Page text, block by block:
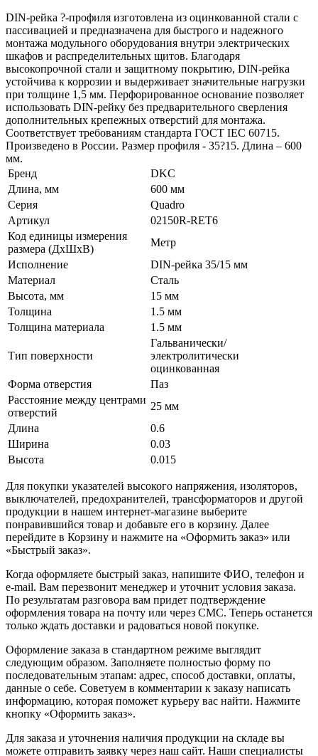
DIN-рейка ?-профиля изготовлена из оцинкованной стали с
пассивацией и предназначена для быстрого и надежного
монтажа модульного оборудования внутри электрических
шкафов и распределительных щитов. Благодаря
высокопрочной стали и защитному покрытию, DIN-рейка
устойчива к коррозии и выдерживает значительные нагрузки
при толщине 1,5 мм. Перфорированное основание позволяет
использовать DIN-рейку без предварительного сверления
дополнительных крепежных отверстий для монтажа.
Соответствует требованиям стандарта ГОСТ IEC 60715.
Произведено в России. Размер профиля - 35?15. Длина – 600
мм.
Бренд
DKC
Длина, мм
600 мм
Серия
Quadro
Артикул
02150R-RET6
Код единицы измерения
размера (ДхШхВ)
Метр
Исполнение
DIN-рейка 35/15 мм
Материал
Сталь
Высота, мм
15 мм
Толщина
1.5 мм
Толщина материала
1.5 мм
Тип поверхности
Гальванически/
электролитически
оцинкованная
Форма отверстия
Паз
Расстояние между центрами
отверстий
25 мм
Длина
0.6
Ширина
0.03
Высота
0.015
Для покупки указателей высокого напряжения, изоляторов,
выключателей, предохранителей, трансформаторов и другой
продукции в нашем интернет-магазине выберите
понравившийся товар и добавьте его в корзину. Далее
перейдите в Корзину и нажмите на «Оформить заказ» или
«Быстрый заказ».
Когда оформляете быстрый заказ, напишите ФИО, телефон и
e-mail. Вам перезвонит менеджер и уточнит условия заказа.
По результатам разговора вам придет подтверждение
оформления товара на почту или через СМС. Теперь останется
только ждать доставки и радоваться новой покупке.
Оформление заказа в стандартном режиме выглядит
следующим образом. Заполняете полностью форму по
последовательным этапам: адрес, способ доставки, оплаты,
данные о себе. Советуем в комментарии к заказу написать
информацию, которая поможет курьеру вас найти. Нажмите
кнопку «Оформить заказ».
Для заказа и уточнения наличия продукции на складе вы
можете отправить заявку через наш сайт. Наши специалисты